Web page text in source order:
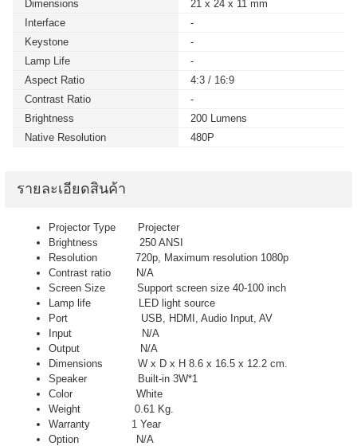
Dimensions
21 x 24 x 11 mm
Interface
-
Keystone
-
Lamp Life
-
Aspect Ratio
4:3 / 16:9
Contrast Ratio
-
Brightness
200 Lumens
Native Resolution
480P
รายละเอียดสินค้า
Projector Type Projecter
Brightness 250 ANSI
Resolution 720p, Maximum resolution 1080p
Contrast ratio N/A
Screen Size Support screen size 40-100 inch
Lamp life LED light source
Port USB, HDMI, Audio Input, AV
Input N/A
Output N/A
Dimensions W x D x H 8.6 x 16.5 x 12.2 cm.
Speaker Built-in 3W*1
Color White
Weight 0.61 Kg.
Warranty 1 Year
Option N/A